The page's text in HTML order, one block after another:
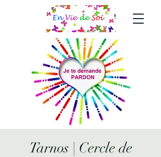
Tarnos | Cercle de